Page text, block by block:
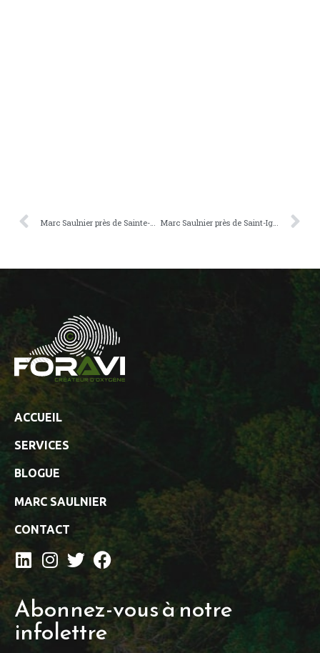
Marc Saulnier près de Saint-Ignace-de-Loyola
ACCUEIL
SERVICES
BLOGUE
MARC SAULNIER
CONTACT
Abonnez-vous à notre
infolettre